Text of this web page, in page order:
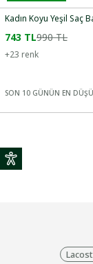
Kadın Koyu Yeşil Saç
743 TL990 TL
+23 renk
SON 10 GÜNÜN EN